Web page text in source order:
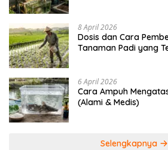
8 April 2026
Dosis dan Cara
Tanaman Padi yang
6 April 2026
Cara Ampuh
(Alami & Medis)
Selengkapnya